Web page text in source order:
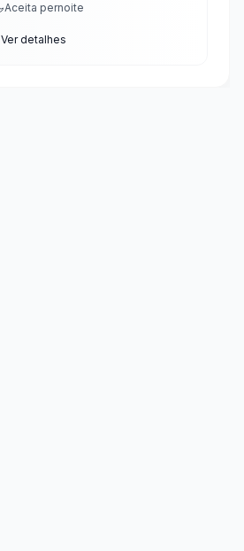
Aceita pernoite
Ver detalhes